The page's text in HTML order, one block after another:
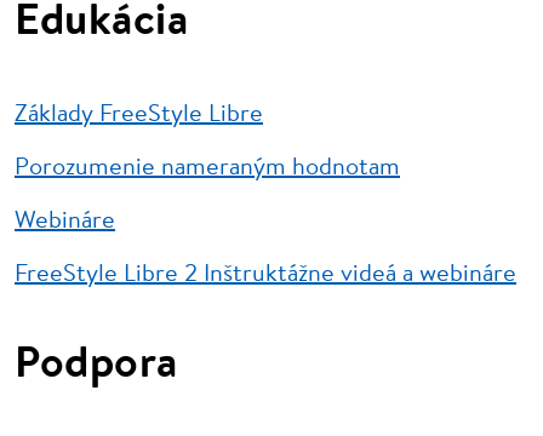
Edukácia
Základy FreeStyle Libre
Porozumenie nameraným hodnotam
Webináre
FreeStyle Libre 2 Inštruktážne videá a webináre
Podpora